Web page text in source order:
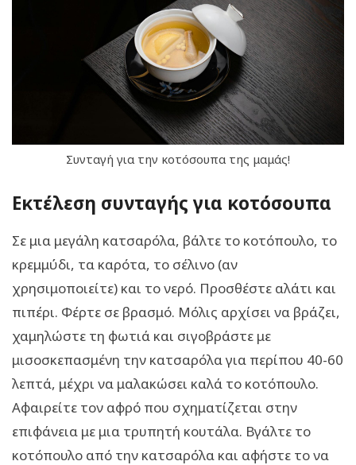
Συνταγή για την κοτόσουπα της μαμάς!
Εκτέλεση συνταγής για κοτόσουπα
Σε μια μεγάλη κατσαρόλα, βάλτε το κοτόπουλο, το
κρεμμύδι, τα καρότα, το σέλινο (αν
χρησιμοποιείτε) και το νερό. Προσθέστε αλάτι και
πιπέρι. Φέρτε σε βρασμό. Μόλις αρχίσει να βράζει,
χαμηλώστε τη φωτιά και σιγοβράστε με
μισοσκεπασμένη την κατσαρόλα για περίπου 40-60
λεπτά, μέχρι να μαλακώσει καλά το κοτόπουλο.
Αφαιρείτε τον αφρό που σχηματίζεται στην
επιφάνεια με μια τρυπητή κουτάλα. Βγάλτε το
κοτόπουλο από την κατσαρόλα και αφήστε το να